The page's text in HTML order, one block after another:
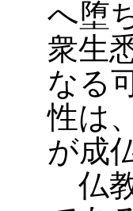
へ堕
衆生
なる
性は
が成
仏